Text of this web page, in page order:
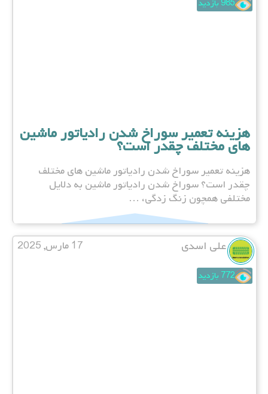
985 بازدید
هزینه تعمیر سوراخ شدن رادیاتور ماشین
های مختلف چقدر است؟
هزینه تعمیر سوراخ شدن رادیاتور ماشین های مختلف
چقدر است؟ سوراخ شدن رادیاتور ماشین به دلایل
مختلفی همچون زنگ زدگی، …
علی اسدی 17 مارس, 2025
772 بازدید